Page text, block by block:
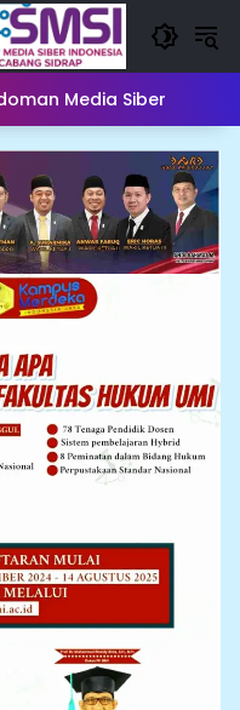
Media Siber